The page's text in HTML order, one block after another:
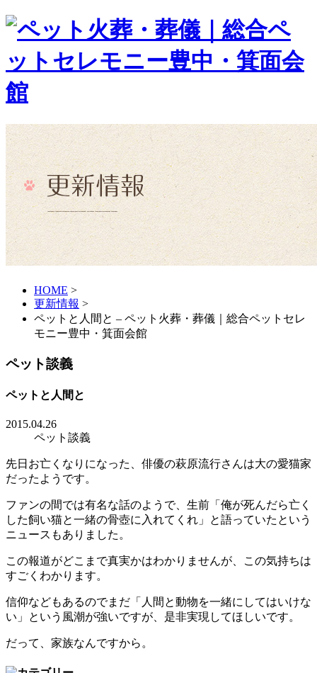
HOME >
更新情報 >
ペットと人間と – ペット火葬・葬儀｜総合ペットセレ
モニー豊中・箕面会館
ペット談義
ペットと人間と
2015.04.26
ペット談義
先日お亡くなりになった、俳優の萩原流行さんは大の愛猫家
だったようです。
ファンの間では有名な話のようで、生前「俺が死んだら亡く
した飼い猫と一緒の骨壺に入れてくれ」と語っていたという
ニュースもありました。
この報道がどこまで真実かはわかりませんが、この気持ちは
すごくわかります。
信仰などもあるのでまだ「人間と動物を一緒にしてはいけな
い」という風潮が強いですが、是非実現してほしいです。
だって、家族なんですから。